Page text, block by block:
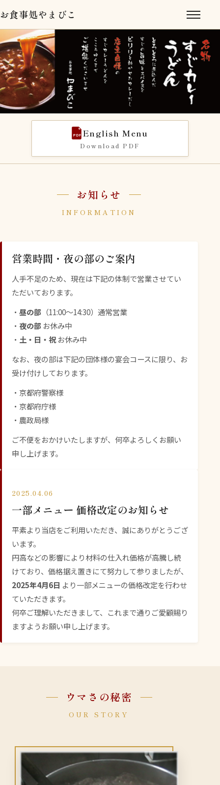
お食事処やまびこ
PDF English Menu
Download PDF
お知らせ
INFORMATION
営業時間・夜の部のご案内
人手不足のため、現在は下記の体制で営業させてい
ただいております。
・ 昼の部 （11:00〜14:30）通常営業
・ 夜の部 お休み中
・ 土・日・祝お休み中
なお、夜の部は下記の団体様の宴会コースに限り、お
受け付けしております。
・京都府警察様
・京都府庁様
・農政局様
ご不便をおかけいたしますが、何卒よろしくお願い
申し上げます。
2025.04.06
一部メニュー 価格改定のお知らせ
平素より当店をご利用いただき、誠にありがとうござ
います。
円高などの影響により材料の仕入れ価格が高騰し続
けており、価格据え置きにて努力して参りましたが、
2025年4月6日 より一部メニューの価格改定を行わせ
ていただきます。
何卒ご理解いただきまして、これまで通りご愛顧賜り
ますようお願い申し上げます。
ウマさの秘密
OUR STORY